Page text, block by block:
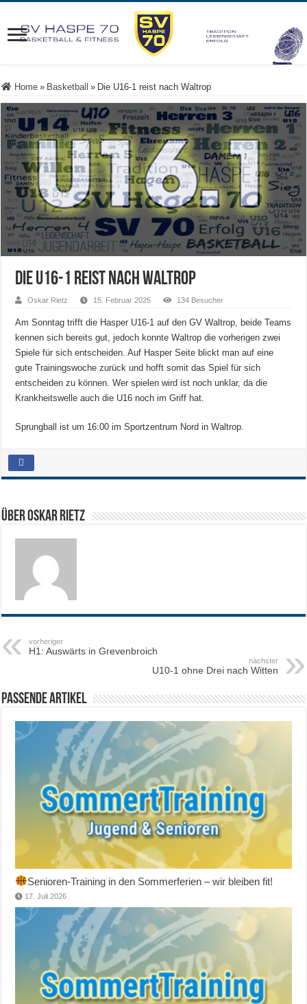
Home » Basketball » Die U16-1 reist nach Waltrop
Die U16-1 reist nach Waltrop
Oskar Rietz 15. Februar 2025 134 Besucher
Am Sonntag trifft die Hasper U16-1 auf den GV Waltrop, beide Teams
kennen sich bereits gut, jedoch konnte Waltrop die vorherigen zwei
Spiele für sich entscheiden. Auf Hasper Seite blickt man auf eine
gute Trainingswoche zurück und hofft somit das Spiel für sich
entscheiden zu können. Wer spielen wird ist noch unklar, da die
Krankheitswelle auch die U16 noch im Griff hat.
Sprungball ist um 16:00 im Sportzentrum Nord in Waltrop.
Über Oskar Rietz
vorheriger
H1: Auswärts in Grevenbroich
nächster
U10-1 ohne Drei nach Witten
Passende Artikel
Senioren-Training in den Sommerferien – wir bleiben fit!
17. Juli 2026